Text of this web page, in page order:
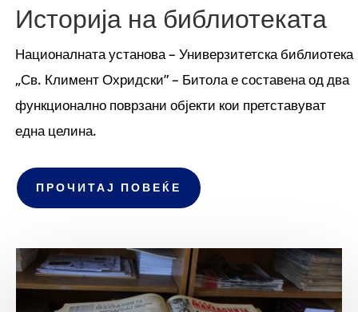
Историја на библиотеката
Националната установа – Универзитетска библиотека
„Св. Климент Охридски” – Битола е составена од два
функционално поврзани објекти кои претставуват
една целина.
ПРОЧИТАЈ ПОВЕЌЕ